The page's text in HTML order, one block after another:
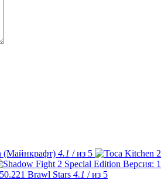
(Майнкрафт) 4.1 / из 5
Brawl Stars 4.1 / из 5